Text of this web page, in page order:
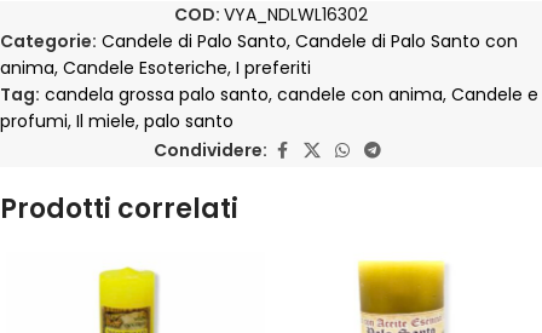
COD: VYA_NDLWL16302
Categorie: Candele di Palo Santo, Candele di Palo Santo con
anima, Candele Esoteriche, I preferiti
Tag: candela grossa palo santo, candele con anima, Candele e
profumi, Il miele, palo santo
Condividere:
Prodotti correlati